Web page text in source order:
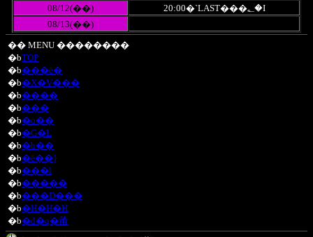
08/12(��)
20:00�`LAST���؂�I
08/13(��)
�� MENU ��������
�bTOP
�b���ē�
�b�X�V���
�b����
�b���
�b�o��
�b�G�L
�b�h��
�b�ē��}
�b���l
�b�����
�b���D���
�b�H�H�H
�b�d�q�莆